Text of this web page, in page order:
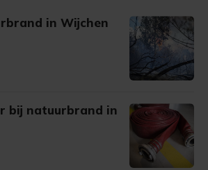
in Wijchen
bij natuurbrand in